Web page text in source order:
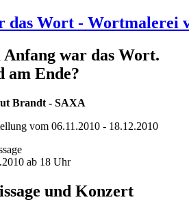
das Wort -
Anfang war das Wort.
am Ende?
Brandt - SAXA
vom 06.11.2010 - 18.12.2010
ab 18 Uhr
und Konzert